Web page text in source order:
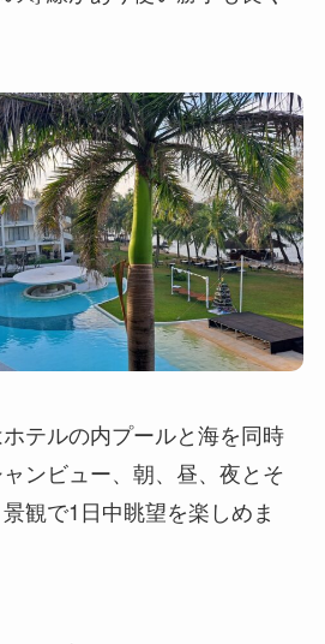
テルの内プールと海を同時
ンビュー、朝、昼、夜とそ
観で1日中眺望を楽しめま